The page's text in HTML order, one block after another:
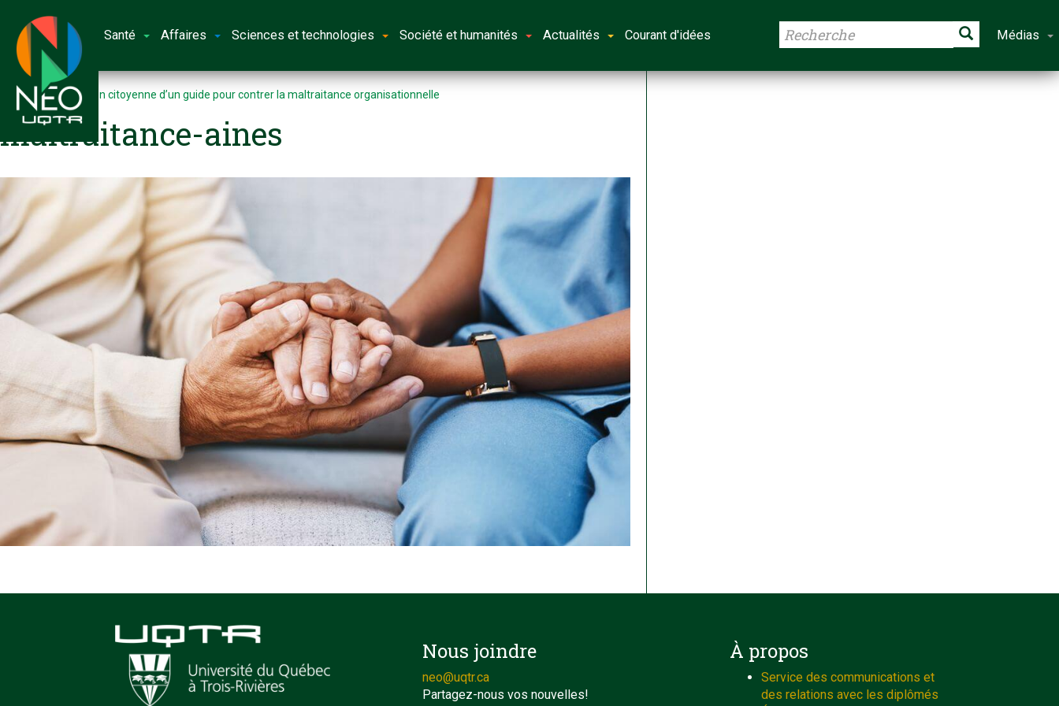
Santé Affaires Sciences et technologies Société et humanités Actualités Courant d'idées Médias
Accueil Perception citoyenne d’un guide pour contrer la maltraitance organisationnelle
maltraitance-aines
Nous joindre
neo@uqtr.ca
Partagez-nous vos nouvelles!
À propos
Service des communications et
des relations avec les diplômés